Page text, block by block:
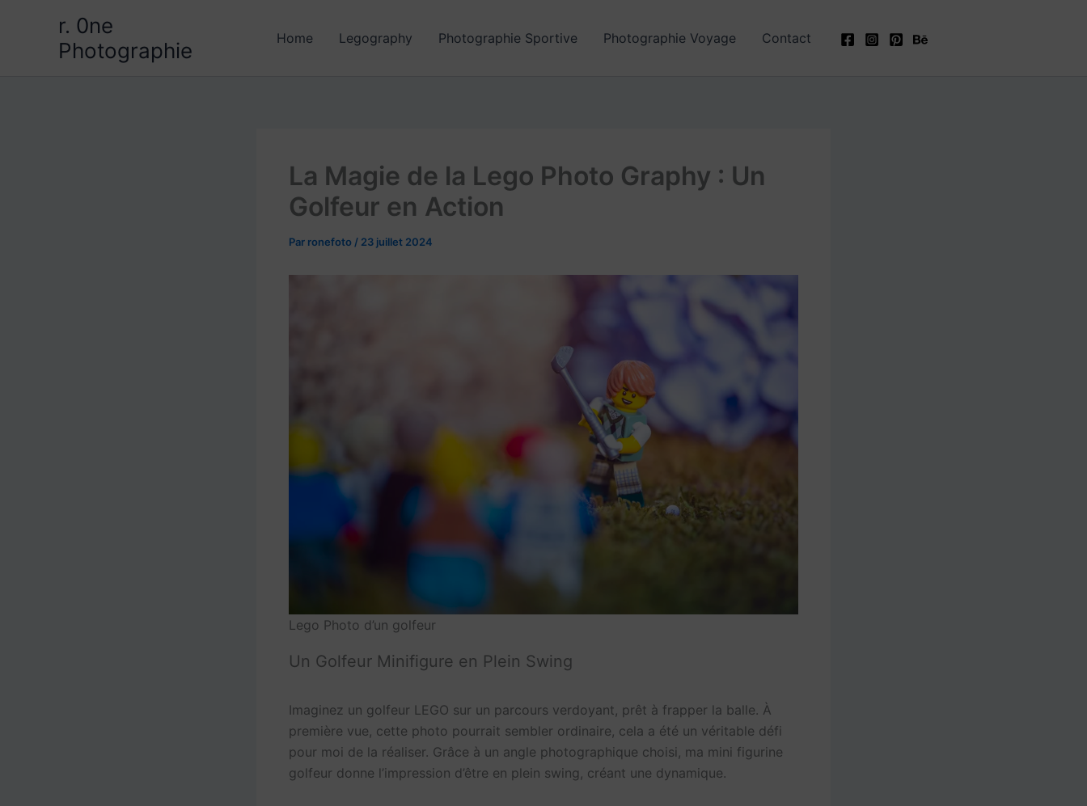
r. 0ne
Photographie
Home Legography Photographie Sportive Photographie Voyage Contact
La Magie de la Lego Photo Graphy : Un
Golfeur en Action
Par ronefoto / 23 juillet 2024
Lego Photo d’un golfeur
Un Golfeur Minifigure en Plein Swing
Imaginez un golfeur LEGO sur un parcours verdoyant, prêt à frapper la balle. À
première vue, cette photo pourrait sembler ordinaire, cela a été un véritable défi
pour moi de la réaliser. Grâce à un angle photographique choisi, ma mini figurine
golfeur donne l’impression d’être en plein swing, créant une dynamique.